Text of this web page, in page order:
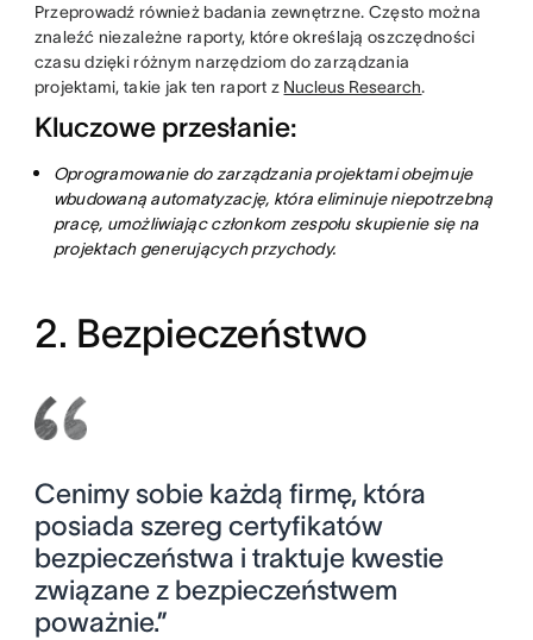
Przeprowadź również badania zewnętrzne. Często można
znaleźć niezależne raporty, które określają oszczędności
czasu dzięki różnym narzędziom do zarządzania
projektami, takie jak ten raport z Nucleus Research.
Kluczowe przesłanie:
Oprogramowanie do zarządzania projektami obejmuje
wbudowaną automatyzację, która eliminuje niepotrzebną
pracę, umożliwiając członkom zespołu skupienie się na
projektach generujących przychody.
2. Bezpieczeństwo
Cenimy sobie każdą firmę, która
posiada szereg certyfikatów
bezpieczeństwa i traktuje kwestie
związane z bezpieczeństwem
poważnie.”